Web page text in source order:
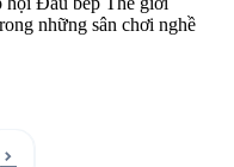
những sân chơi nghề
chevron_right